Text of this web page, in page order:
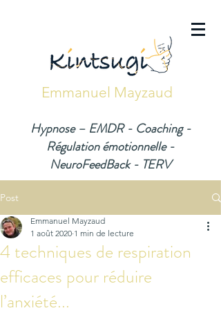
Emmanuel Mayzaud
Hypnose – EMDR - Coaching -
Régulation émotionnelle -
NeuroFeedBack - TERV
Post
4 techniques de respiration
efficaces pour réduire
l’anxiété...
Emmanuel Mayzaud
1 août 2020 1 min de lecture